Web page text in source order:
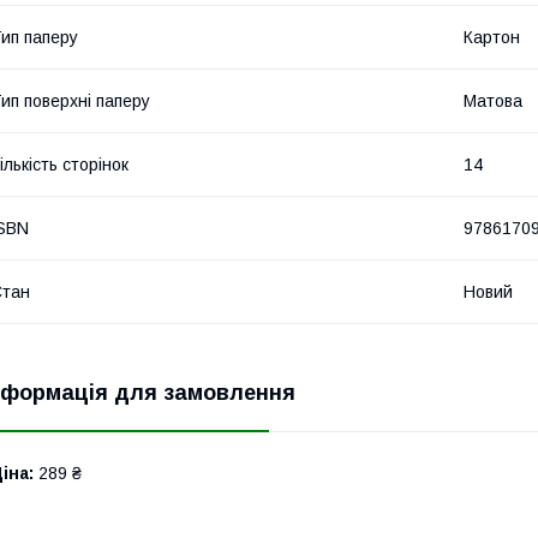
паперу Картон
поверхні паперу Матова
сторінок 14
Новий
для замовлення
289 ₴